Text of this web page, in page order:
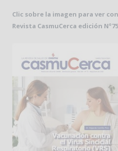
Clic sobre la imagen para ver
Revista CasmuCerca edición